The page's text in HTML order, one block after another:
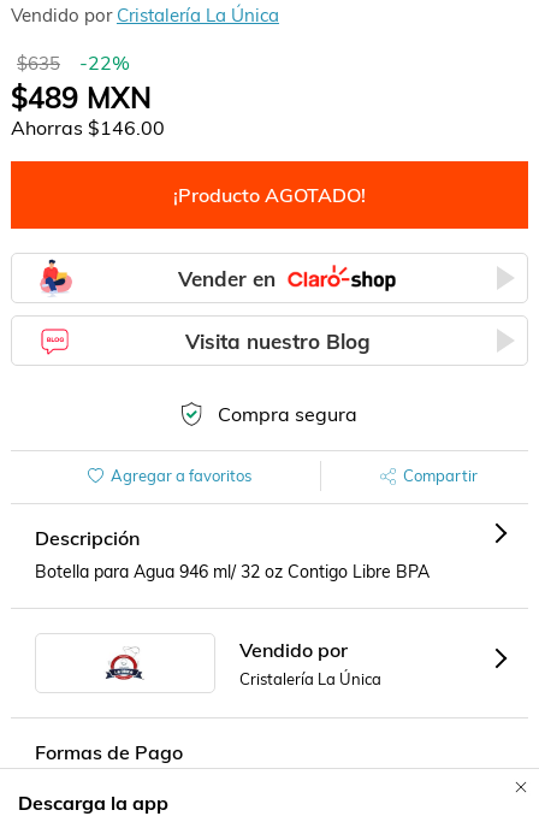
Vendido por Cristalería La Única
$635 -22%
$489MXN
Ahorras $146.00
¡Producto AGOTADO!
Vender en
Visita nuestro Blog
Compra segura
Agregar a favoritos Compartir
Descripción
Botella para Agua 946 ml/ 32 oz Contigo Libre BPA
Vendido por
Cristalería La Única
Formas de Pago
Descarga la app